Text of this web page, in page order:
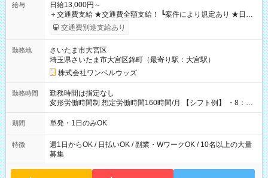
給与
日給13,000円～
＋交通費支給 ★交通費全額支給！ ┗案件により規定あり ★日払
いOK！（規定あり） ┗働いたその日に現金GET♪ お仕事後はコ
ンビニATMから 日払い分を引き落とせます！ 【試用期間】試
交通費別途支給あり
勤務地
さいたま市大宮区
埼玉県さいたま市大宮区錦町（最寄り駅：大宮駅）
株式会社ワンベルウッズ
勤務時間
勤務時間は指定なし
変形労働時間制 想定労働時間160時間/月 【シフト例】 ・8：00
～21：00
期間 単発・1日のみOK
特徴
週1日からOK / 日払いOK / 副業・WワークOK / 10名以上の大量
募集